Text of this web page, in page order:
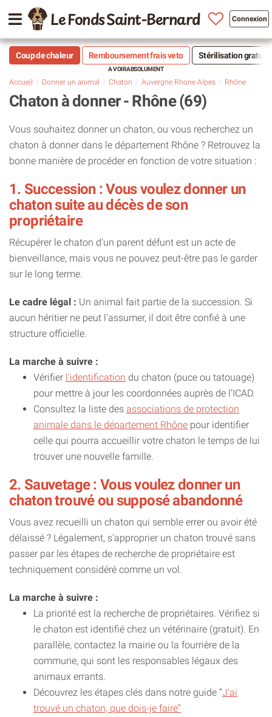
Le Fonds Saint-Bernard Connexion
Coup de chaleur Remboursement frais veto Stérilisation
Accueil Donner un animal Chaton Auvergne Rhone Alpes Rhône
Chaton à donner - Rhône (69)
Vous souhaitez donner un chaton, ou vous recherchez un
chaton à donner dans le département Rhône ? Retrouvez la
bonne manière de procéder en fonction de votre situation :
1. Succession : Vous voulez donner un
chaton suite au décès de son
propriétaire
Récupérer le chaton d'un parent défunt est un acte de
bienveillance, mais vous ne pouvez peut-être pas le garder
sur le long terme.
Le cadre légal : Un animal fait partie de la succession. Si
aucun héritier ne peut l'assumer, il doit être confié à une
structure officielle.
La marche à suivre :
Vérifier l'identification du chaton (puce ou tatouage)
pour mettre à jour les coordonnées auprès de l'ICAD.
Consultez la liste des associations de protection
animale dans le département Rhône pour identifier
celle qui pourra accueillir votre chaton le temps de lui
trouver une nouvelle famille.
2. Sauvetage : Vous voulez donner un
chaton trouvé ou supposé abandonné
Vous avez recueilli un chaton qui semble errer ou avoir été
délaissé ? Légalement, s'approprier un chaton trouvé sans
passer par les étapes de recherche de propriétaire est
techniquement considéré comme un vol.
La marche à suivre :
La priorité est la recherche de propriétaires. Vérifiez si
le chaton est identifié chez un vétérinaire (gratuit). En
parallèle, contactez la mairie ou la fourrière de la
commune, qui sont les responsables légaux des
animaux errants.
Découvrez les étapes clés dans notre guide “J'ai
trouvé un chaton, que dois-je faire”